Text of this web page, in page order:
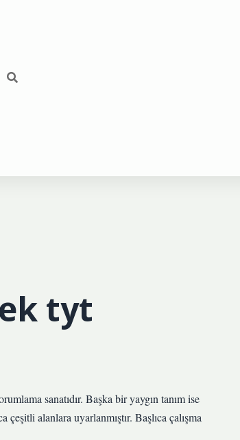
tyt
sanatıdır. Başka bir yaygın tanım ise
alanlara uyarlanmıştır. Başlıca çalışma